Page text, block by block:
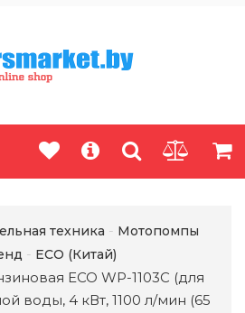
техника
Мотопомпы
ECO (Китай)
ECO WP-1103C (для
воды, 4 кВт, 1100 л/мин (65